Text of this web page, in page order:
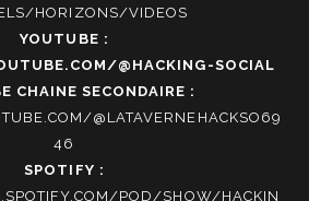
HORIZONS/VIDEOS
YOUTUBE :
@HACKING-SOCIAL
CHAINE SECONDAIRE :
@LATAVERNEHACKSO69
46
SPOTIFY :
POD/SHOW/HACKIN